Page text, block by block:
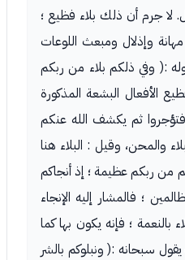
لا جرم أن ذلك بلاء فظيع ؛
وإذلال ومبعث اللوعات
:( وفي ذلكم بلاء من ربكم
الأفعال البشعة المذكورة
فتؤجروا ثم يكشف الله عنكم
والمحن، وقيل : البلاء هنا
من ربكم عظيمة ؛ إذ أنجاكم
؛ فالمشار إليه الإنجاء
بالنعمة ؛ فإنه يكون بها كما
سبحانه :( ونبلوكم بالشر